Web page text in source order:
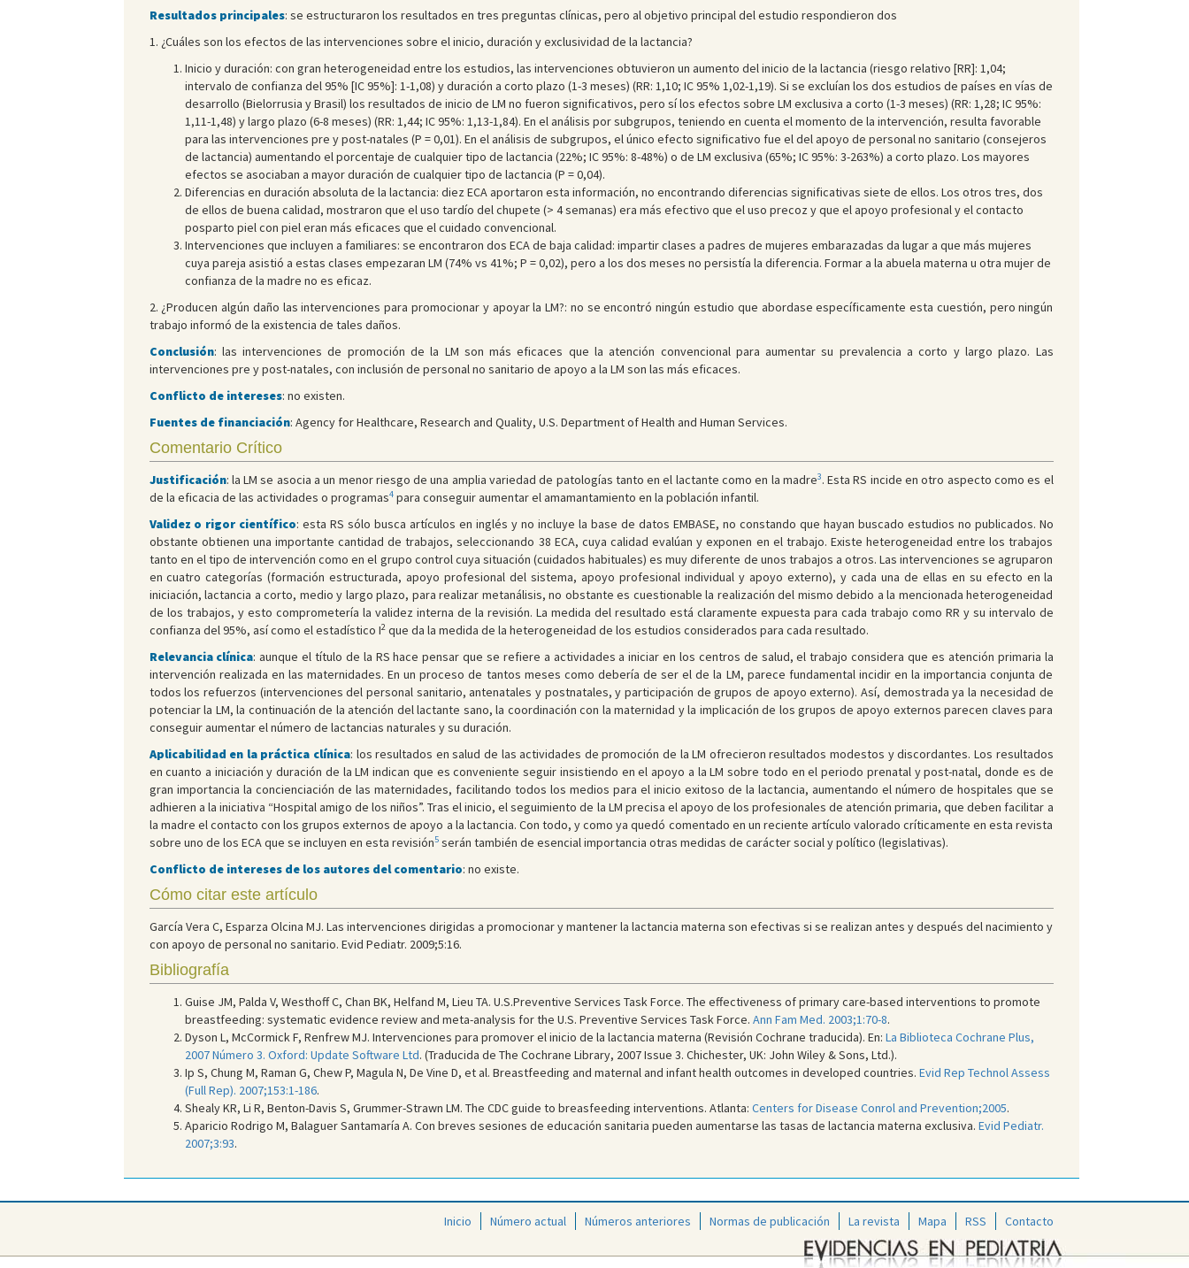
Resultados principales: se estructuraron los resultados en tres preguntas clínicas, pero al objetivo principal del estudio respondieron dos
1. ¿Cuáles son los efectos de las intervenciones sobre el inicio, duración y exclusividad de la lactancia?
Inicio y duración: con gran heterogeneidad entre los estudios, las intervenciones obtuvieron un aumento del inicio de la lactancia (riesgo relativo [RR]: 1,04;
intervalo de confianza del 95% [IC 95%]: 1-1,08) y duración a corto plazo (1-3 meses) (RR: 1,10; IC 95% 1,02-1,19). Si se excluían los dos estudios de países en vías de
desarrollo (Bielorrusia y Brasil) los resultados de inicio de LM no fueron significativos, pero sí los efectos sobre LM exclusiva a corto (1-3 meses) (RR: 1,28; IC 95%:
1,11-1,48) y largo plazo (6-8 meses) (RR: 1,44; IC 95%: 1,13-1,84). En el análisis por subgrupos, teniendo en cuenta el momento de la intervención, resulta favorable
para las intervenciones pre y post-natales (P = 0,01). En el análisis de subgrupos, el único efecto significativo fue el del apoyo de personal no sanitario (consejeros
de lactancia) aumentando el porcentaje de cualquier tipo de lactancia (22%; IC 95%: 8-48%) o de LM exclusiva (65%; IC 95%: 3-263%) a corto plazo. Los mayores
efectos se asociaban a mayor duración de cualquier tipo de lactancia (P = 0,04).
Diferencias en duración absoluta de la lactancia: diez ECA aportaron esta información, no encontrando diferencias significativas siete de ellos. Los otros tres, dos
de ellos de buena calidad, mostraron que el uso tardío del chupete (> 4 semanas) era más efectivo que el uso precoz y que el apoyo profesional y el contacto
posparto piel con piel eran más eficaces que el cuidado convencional.
Intervenciones que incluyen a familiares: se encontraron dos ECA de baja calidad: impartir clases a padres de mujeres embarazadas da lugar a que más mujeres
cuya pareja asistió a estas clases empezaran LM (74% vs 41%; P = 0,02), pero a los dos meses no persistía la diferencia. Formar a la abuela materna u otra mujer de
confianza de la madre no es eficaz.
2. ¿Producen algún daño las intervenciones para promocionar y apoyar la LM?: no se encontró ningún estudio que abordase específicamente esta cuestión, pero ningún
trabajo informó de la existencia de tales daños.
Conclusión: las intervenciones de promoción de la LM son más eficaces que la atención convencional para aumentar su prevalencia a corto y largo plazo. Las
intervenciones pre y post-natales, con inclusión de personal no sanitario de apoyo a la LM son las más eficaces.
Conflicto de intereses: no existen.
Fuentes de financiación: Agency for Healthcare, Research and Quality, U.S. Department of Health and Human Services.
Comentario Crítico
Justificación: la LM se asocia a un menor riesgo de una amplia variedad de patologías tanto en el lactante como en la madre3. Esta RS incide en otro aspecto como es el
de la eficacia de las actividades o programas4para conseguir aumentar el amamantamiento en la población infantil.
Validez o rigor científico: esta RS sólo busca artículos en inglés y no incluye la base de datos EMBASE, no constando que hayan buscado estudios no publicados. No
obstante obtienen una importante cantidad de trabajos, seleccionando 38 ECA, cuya calidad evalúan y exponen en el trabajo. Existe heterogeneidad entre los trabajos
tanto en el tipo de intervención como en el grupo control cuya situación (cuidados habituales) es muy diferente de unos trabajos a otros. Las intervenciones se agruparon
en cuatro categorías (formación estructurada, apoyo profesional del sistema, apoyo profesional individual y apoyo externo), y cada una de ellas en su efecto en la
iniciación, lactancia a corto, medio y largo plazo, para realizar metanálisis, no obstante es cuestionable la realización del mismo debido a la mencionada heterogeneidad
de los trabajos, y esto comprometería la validez interna de la revisión. La medida del resultado está claramente expuesta para cada trabajo como RR y su intervalo de
confianza del 95%, así como el estadístico I2que da la medida de la heterogeneidad de los estudios considerados para cada resultado.
Relevancia clínica: aunque el título de la RS hace pensar que se refiere a actividades a iniciar en los centros de salud, el trabajo considera que es atención primaria la
intervención realizada en las maternidades. En un proceso de tantos meses como debería de ser el de la LM, parece fundamental incidir en la importancia conjunta de
todos los refuerzos (intervenciones del personal sanitario, antenatales y postnatales, y participación de grupos de apoyo externo). Así, demostrada ya la necesidad de
potenciar la LM, la continuación de la atención del lactante sano, la coordinación con la maternidad y la implicación de los grupos de apoyo externos parecen claves para
conseguir aumentar el número de lactancias naturales y su duración.
Aplicabilidad en la práctica clínica: los resultados en salud de las actividades de promoción de la LM ofrecieron resultados modestos y discordantes. Los resultados
en cuanto a iniciación y duración de la LM indican que es conveniente seguir insistiendo en el apoyo a la LM sobre todo en el periodo prenatal y post-natal, donde es de
gran importancia la concienciación de las maternidades, facilitando todos los medios para el inicio exitoso de la lactancia, aumentando el número de hospitales que se
adhieren a la iniciativa “Hospital amigo de los niños”. Tras el inicio, el seguimiento de la LM precisa el apoyo de los profesionales de atención primaria, que deben facilitar a
la madre el contacto con los grupos externos de apoyo a la lactancia. Con todo, y como ya quedó comentado en un reciente artículo valorado críticamente en esta revista
sobre uno de los ECA que se incluyen en esta revisión5serán también de esencial importancia otras medidas de carácter social y político (legislativas).
Conflicto de intereses de los autores del comentario: no existe.
Cómo citar este artículo
García Vera C, Esparza Olcina MJ. Las intervenciones dirigidas a promocionar y mantener la lactancia materna son efectivas si se realizan antes y después del nacimiento y
con apoyo de personal no sanitario. Evid Pediatr. 2009;5:16.
Bibliografía
Guise JM, Palda V, Westhoff C, Chan BK, Helfand M, Lieu TA. U.S.Preventive Services Task Force. The effectiveness of primary care-based interventions to promote
breastfeeding: systematic evidence review and meta-analysis for the U.S. Preventive Services Task Force. Ann Fam Med. 2003;1:70-8.
Dyson L, McCormick F, Renfrew MJ. Intervenciones para promover el inicio de la lactancia materna (Revisión Cochrane traducida). En: La Biblioteca Cochrane Plus,
2007 Número 3. Oxford: Update Software Ltd. (Traducida de The Cochrane Library, 2007 Issue 3. Chichester, UK: John Wiley & Sons, Ltd.).
Ip S, Chung M, Raman G, Chew P, Magula N, De Vine D, et al. Breastfeeding and maternal and infant health outcomes in developed countries. Evid Rep Technol Assess
(Full Rep). 2007;153:1-186.
Shealy KR, Li R, Benton-Davis S, Grummer-Strawn LM. The CDC guide to breasfeeding interventions. Atlanta: Centers for Disease Conrol and Prevention;2005.
Aparicio Rodrigo M, Balaguer Santamaría A. Con breves sesiones de educación sanitaria pueden aumentarse las tasas de lactancia materna exclusiva. Evid Pediatr.
2007;3:93.
Inicio Número actual Números anteriores Normas de publicación La revista Mapa RSS Contacto